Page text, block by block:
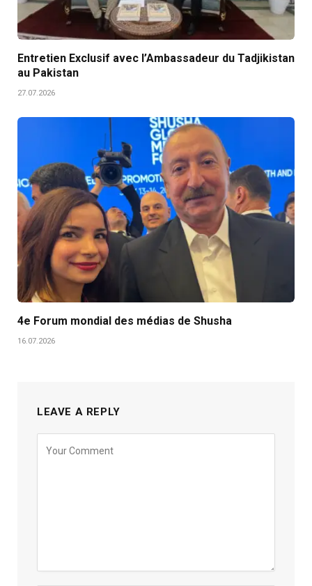
Entretien Exclusif avec l’Ambassadeur du Tadjikistan
au Pakistan
27.07.2026
4e Forum mondial des médias de Shusha
16.07.2026
LEAVE A REPLY